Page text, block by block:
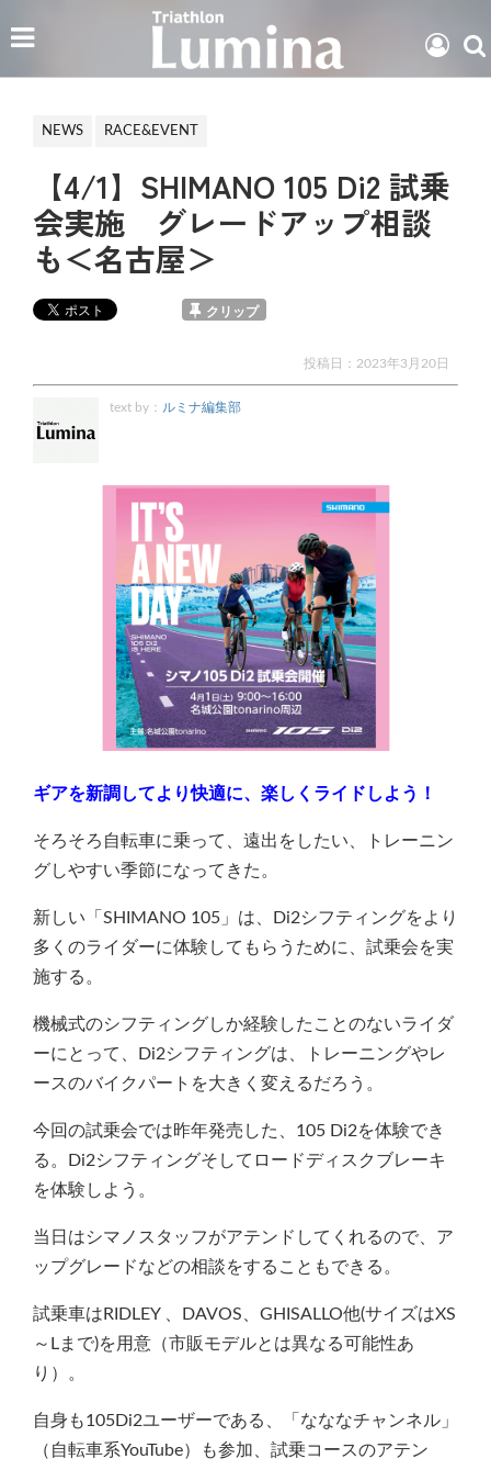
NEWS RACE&EVENT
【4/1】SHIMANO 105 Di2 試乗
会実施 グレードアップ相談
も＜名古屋＞
クリップ
投稿日： 2023年3月20日
text by： ルミナ編集部
ギアを新調してより快適に、楽しくライドしよう！
そろそろ自転車に乗って、遠出をしたい、トレーニン
グしやすい季節になってきた。
新しい「SHIMANO 105」は、Di2シフティングをより
多くのライダーに体験してもらうために、試乗会を実
施する。
機械式のシフティングしか経験したことのないライダ
ーにとって、Di2シフティングは、トレーニングやレ
ースのバイクパートを大きく変えるだろう。
今回の試乗会では昨年発売した、105 Di2を体験でき
る。Di2シフティングそしてロードディスクブレーキ
を体験しよう。
当日はシマノスタッフがアテンドしてくれるので、ア
ップグレードなどの相談をすることもできる。
試乗車はRIDLEY 、DAVOS、GHISALLO他(サイズはXS
～Lまで)を用意（市販モデルとは異なる可能性あ
り）。
自身も105Di2ユーザーである、「なななチャンネル」
（自転車系YouTube）も参加、試乗コースのアテン